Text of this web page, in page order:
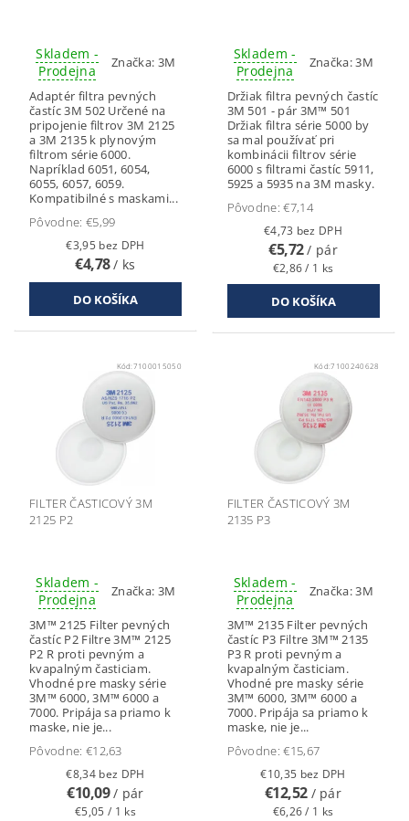
Skladem -
Prodejna
Značka: 3M
Adaptér filtra pevných
častíc 3M 502 Určené na
pripojenie filtrov 3M 2125
a 3M 2135 k plynovým
filtrom série 6000.
Napríklad 6051, 6054,
6055, 6057, 6059.
Kompatibilné s maskami...
Pôvodne: €5,99
€3,95 bez DPH
€4,78/ ks
Skladem -
Prodejna
Značka:3M
Držiak filtra pevných častíc
3M 501 - pár 3M™ 501
Držiak filtra série 5000 by
sa mal používať pri
kombinácii filtrov série
6000 s filtrami častíc 5911,
5925 a 5935 na 3M masky.
Pôvodne:€7,14
€4,73 bez DPH
€5,72/ pár
€2,86 / 1 ks
Kód:7100015050
FILTER ČASTICOVÝ 3M
2125 P2
Skladem -
Prodejna
Značka: 3M
3M™ 2125 Filter pevných
častíc P2 Filtre 3M™ 2125
P2 R proti pevným a
kvapalným časticiam.
Vhodné pre masky série
3M™ 6000, 3M™ 6000 a
7000. Pripája sa priamo k
maske, nie je...
Pôvodne: €12,63
€8,34 bez DPH
€10,09/ pár
€5,05 / 1 ks
Kód:7100240628
FILTER ČASTICOVÝ 3M
2135 P3
Skladem -
Prodejna
Značka:3M
3M™ 2135 Filter pevných
častíc P3 Filtre 3M™ 2135
P3 R proti pevným a
kvapalným časticiam.
Vhodné pre masky série
3M™ 6000, 3M™ 6000 a
7000. Pripája sa priamo k
maske, nie je...
Pôvodne:€15,67
€10,35 bez DPH
€12,52 / pár
€6,26 / 1 ks